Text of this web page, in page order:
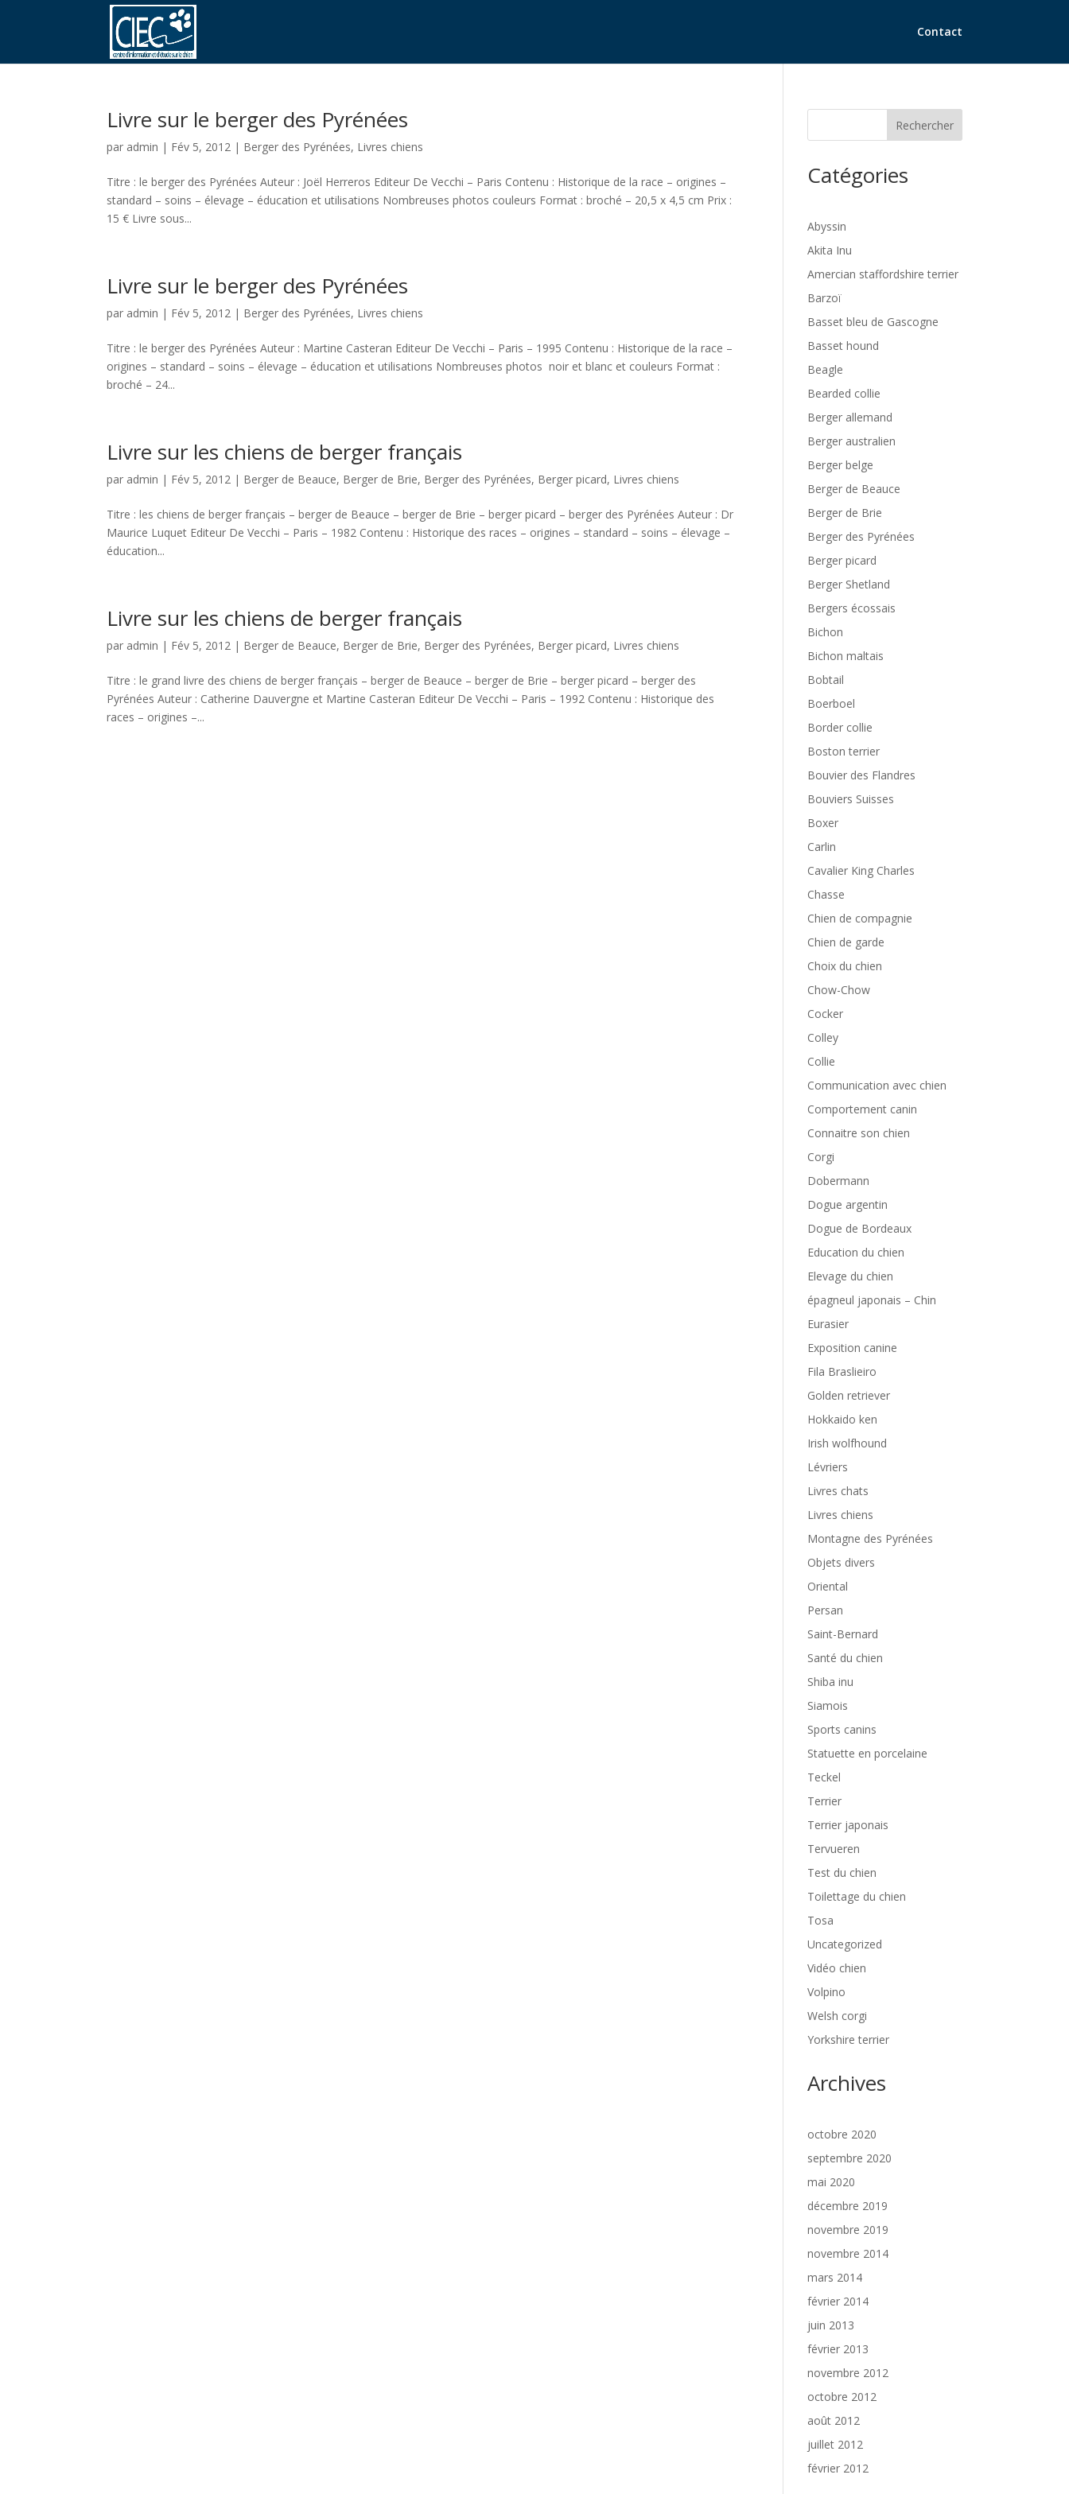
Contact
Livre sur le berger des Pyrénées
par admin | Fév 5, 2012 | Berger des Pyrénées, Livres chiens
Titre : le berger des Pyrénées Auteur : Joël Herreros Editeur De Vecchi – Paris Contenu : Historique de la race – origines –
standard – soins – élevage – éducation et utilisations Nombreuses photos couleurs Format : broché – 20,5 x 4,5 cm Prix :
15 € Livre sous...
Livre sur le berger des Pyrénées
par admin | Fév 5, 2012 | Berger des Pyrénées, Livres chiens
Titre : le berger des Pyrénées Auteur : Martine Casteran Editeur De Vecchi – Paris – 1995 Contenu : Historique de la race –
origines – standard – soins – élevage – éducation et utilisations Nombreuses photos noir et blanc et couleurs Format :
broché – 24...
Livre sur les chiens de berger français
par admin | Fév 5, 2012 | Berger de Beauce, Berger de Brie, Berger des Pyrénées, Berger picard, Livres chiens
Titre : les chiens de berger français – berger de Beauce – berger de Brie – berger picard – berger des Pyrénées Auteur : Dr
Maurice Luquet Editeur De Vecchi – Paris – 1982 Contenu : Historique des races – origines – standard – soins – élevage –
éducation...
Livre sur les chiens de berger français
par admin | Fév 5, 2012 | Berger de Beauce, Berger de Brie, Berger des Pyrénées, Berger picard, Livres chiens
Titre : le grand livre des chiens de berger français – berger de Beauce – berger de Brie – berger picard – berger des
Pyrénées Auteur : Catherine Dauvergne et Martine Casteran Editeur De Vecchi – Paris – 1992 Contenu : Historique des
races – origines –...
Rechercher
Catégories
Abyssin
Akita Inu
Amercian staffordshire terrier
Barzoï
Basset bleu de Gascogne
Basset hound
Beagle
Bearded collie
Berger allemand
Berger australien
Berger belge
Berger de Beauce
Berger de Brie
Berger des Pyrénées
Berger picard
Berger Shetland
Bergers écossais
Bichon
Bichon maltais
Bobtail
Boerboel
Border collie
Boston terrier
Bouvier des Flandres
Bouviers Suisses
Boxer
Carlin
Cavalier King Charles
Chasse
Chien de compagnie
Chien de garde
Choix du chien
Chow-Chow
Cocker
Colley
Collie
Communication avec chien
Comportement canin
Connaitre son chien
Corgi
Dobermann
Dogue argentin
Dogue de Bordeaux
Education du chien
Elevage du chien
épagneul japonais – Chin
Eurasier
Exposition canine
Fila Braslieiro
Golden retriever
Hokkaido ken
Irish wolfhound
Lévriers
Livres chats
Livres chiens
Montagne des Pyrénées
Objets divers
Oriental
Persan
Saint-Bernard
Santé du chien
Shiba inu
Siamois
Sports canins
Statuette en porcelaine
Teckel
Terrier
Terrier japonais
Tervueren
Test du chien
Toilettage du chien
Tosa
Uncategorized
Vidéo chien
Volpino
Welsh corgi
Yorkshire terrier
Archives
octobre 2020
septembre 2020
mai 2020
décembre 2019
novembre 2019
novembre 2014
mars 2014
février 2014
juin 2013
février 2013
novembre 2012
octobre 2012
août 2012
juillet 2012
février 2012